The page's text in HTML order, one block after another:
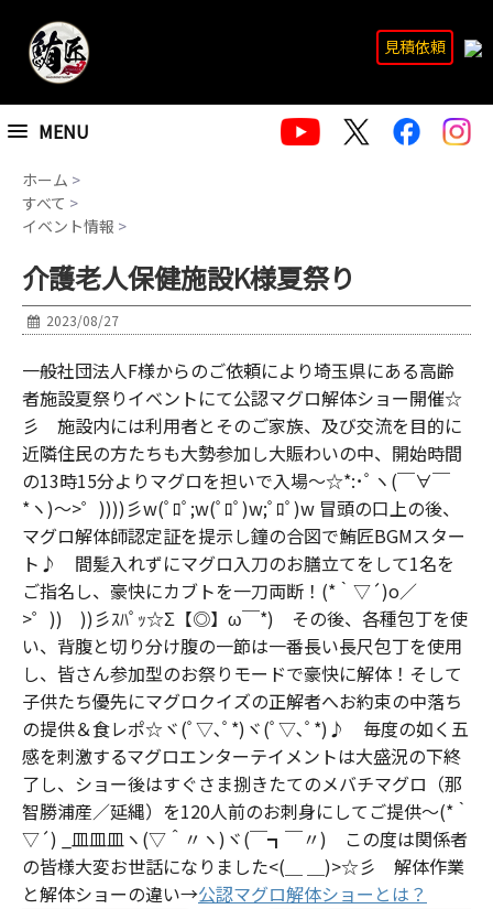
MENU
見積依頼
ホーム >
すべて >
イベント情報 >
介護老人保健施設K様夏祭り
2023/08/27
一般社団法人F様からのご依頼により埼玉県にある高齢
者施設夏祭りイベントにて公認マグロ解体ショー開催☆
彡 施設内には利用者とそのご家族、及び交流を目的に
近隣住民の方たちも大勢参加し大賑わいの中、開始時間
の13時15分よりマグロを担いで入場～☆*:･ﾟヽ(￣∀￣
*ヽ)～>゜))))彡w(ﾟﾛﾟ;w(ﾟﾛﾟ)w;ﾟﾛﾟ)w 冒頭の口上の後、
マグロ解体師認定証を提示し鐘の合図で鮪匠BGMスター
ト♪ 間髪入れずにマグロ入刀のお膳立てをして1名を
ご指名し、豪快にカブトを一刀両断！(*｀▽´)o／
>゜)) ))彡ｽﾊﾟｯ☆Σ【◎】ω￣*) その後、各種包丁を使
い、背腹と切り分け腹の一節は一番長い長尺包丁を使用
し、皆さん参加型のお祭りモードで豪快に解体！そして
子供たち優先にマグロクイズの正解者へお約束の中落ち
の提供＆食レポ☆ヾ(ﾟ▽､ﾟ*)ヾ(ﾟ▽､ﾟ*)♪ 毎度の如く五
感を刺激するマグロエンターテイメントは大盛況の下終
了し、ショー後はすぐさま捌きたてのメバチマグロ（那
智勝浦産／延縄）を120人前のお刺身にしてご提供～(*｀
▽´) _皿皿皿ヽ(▽＾〃ヽ)ヾ(￣┓￣〃) この度は関係者
の皆様大変お世話になりました<(＿ ＿)>☆彡 解体作業
と解体ショーの違い→公認マグロ解体ショーとは？